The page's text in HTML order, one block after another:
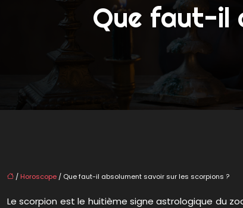
Que faut-il
/ Horoscope / Que faut-il absolument savoir sur les scorpions ?
Le scorpion est le huitième signe astrologique du